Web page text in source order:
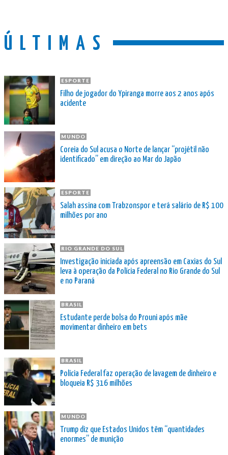
ÚLTIMAS
ESPORTE
Filho de jogador do Ypiranga morre aos 2 anos após
acidente
MUNDO
Coreia do Sul acusa o Norte de lançar “projétil não
identificado” em direção ao Mar do Japão
ESPORTE
Salah assina com Trabzonspor e terá salário de R$ 100
milhões por ano
RIO GRANDE DO SUL
Investigação iniciada após apreensão em Caxias do Sul
leva à operação da Polícia Federal no Rio Grande do Sul
e no Paraná
BRASIL
Estudante perde bolsa do Prouni após mãe
movimentar dinheiro em bets
BRASIL
Polícia Federal faz operação de lavagem de dinheiro e
bloqueia R$ 316 milhões
MUNDO
Trump diz que Estados Unidos têm “quantidades
enormes” de munição